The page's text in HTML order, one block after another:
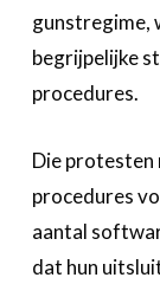
gunstregime,
begrijpelijke
procedures.
Die protesten
procedures
aantal
dat hun